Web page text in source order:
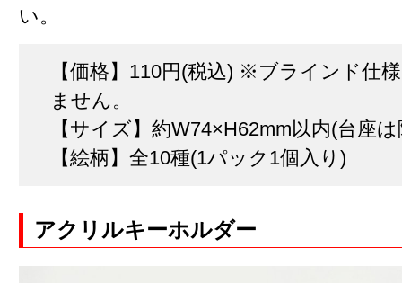
い。
【価格】110円(税込) ※ブラインド仕
ません。
【サイズ】約W74×H62mm以内(台座
【絵柄】全10種(1パック1個入り)
アクリルキーホルダー